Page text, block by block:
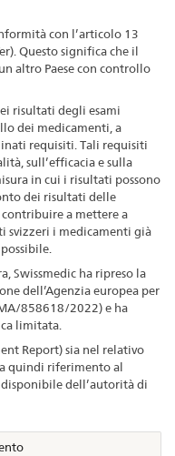
con l’articolo 13
Questo significa che il
altro Paese con controllo
risultati degli esami
dei medicamenti, a
requisiti. Tali requisiti
sull’efficacia e sulla
in cui i risultati possono
dei risultati delle
a mettere a
svizzeri i medicamenti già
Swissmedic ha ripreso la
dell’Agenzia europea per
858618/2022) e ha
limitata.
Report) sia nel relativo
quindi riferimento al
dell’autorità di